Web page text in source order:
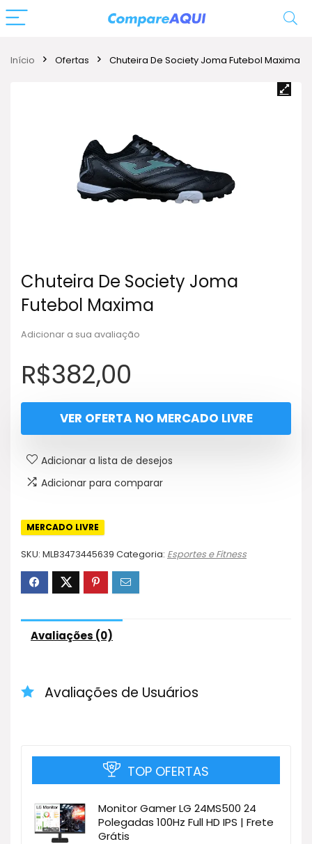
Início Ofertas Chuteira De Society Joma Futebol Maxima
Chuteira De Society Joma
Futebol Maxima
Adicionar a sua avaliação
R$382,00
VER OFERTA NO MERCADO LIVRE
Adicionar a lista de desejos
Adicionar para comparar
MERCADO LIVRE
SKU: MLB3473445639 Categoria: Esportes e Fitness
Avaliações (0)
Avaliações de Usuários
TOP OFERTAS
Monitor Gamer LG 24MS500 24
Polegadas 100Hz Full HD IPS | Frete
Grátis